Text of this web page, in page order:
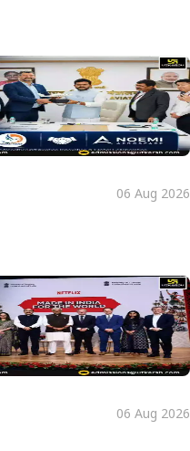
06 Aug 2026
06 Aug 2026